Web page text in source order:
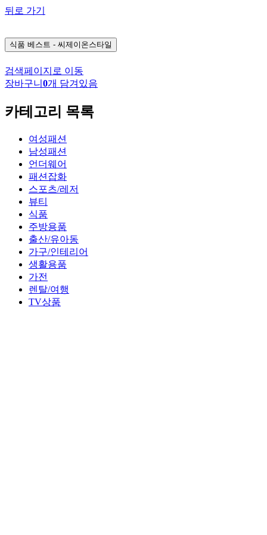
뒤로 가기
식품 베스트 - 씨제이온스타일
검색페이지로 이동
장바구니 0개 담겨있음
카테고리 목록
여성패션
남성패션
언더웨어
패션잡화
스포츠/레저
뷰티
식품
주방용품
출산/유아동
가구/인테리어
생활용품
가전
렌탈/여행
TV상품